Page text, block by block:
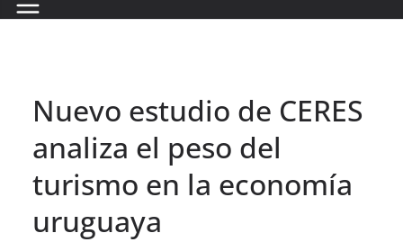
Nuevo estudio de CERES
analiza el peso del
turismo en la economía
uruguaya